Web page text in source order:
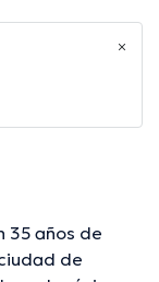
35 años de
de